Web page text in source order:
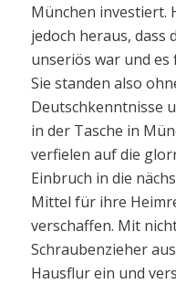
München investiert.
jedoch heraus, dass
unseriös war und
Sie standen also
Deutschkenntnisse
in der Tasche in
verfielen auf die
Einbruch in die
Mittel für ihre
verschaffen. Mit
Schraubenzieher
Hausflur ein und